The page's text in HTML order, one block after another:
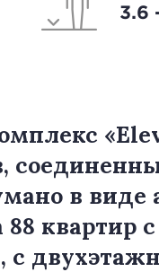
3.6
в
88
с